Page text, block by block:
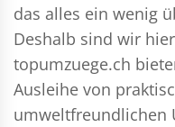
das alles ein wenig
Deshalb sind wir
topumzuege.ch
Ausleihe von
umweltfreundlichen